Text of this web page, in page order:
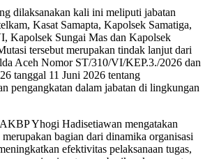
dilaksanakan kali ini meliputi jabatan
Kasat Samapta, Kapolsek Samatiga,
Kapolsek Sungai Mas dan Kapolsek
tersebut merupakan tindak lanjut dari
Aceh Nomor ST/310/VI/KEP.3./2026 dan
tanggal 11 Juni 2026 tentang
pengangkatan dalam jabatan di lingkungan
Yhogi Hadisetiawan mengatakan
bagian dari dinamika organisasi
efektivitas pelaksanaan tugas,